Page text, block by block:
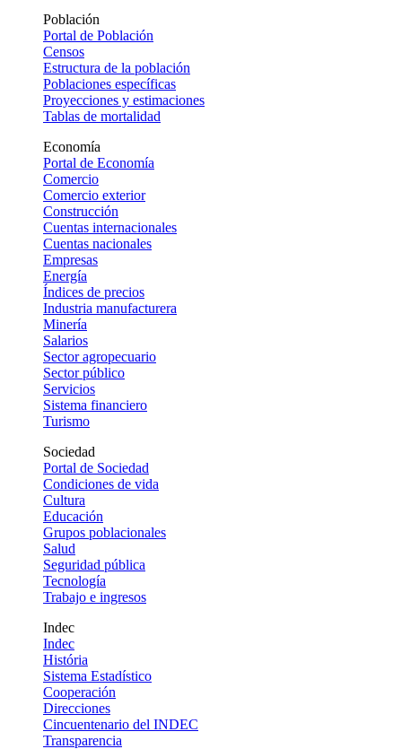
Población
Portal de Población
Censos
Estructura de la población
Poblaciones específicas
Proyecciones y estimaciones
Tablas de mortalidad
Economía
Portal de Economía
Comercio
Comercio exterior
Construcción
Cuentas internacionales
Cuentas nacionales
Empresas
Energía
Índices de precios
Industria manufacturera
Minería
Salarios
Sector agropecuario
Sector público
Servicios
Sistema financiero
Turismo
Sociedad
Portal de Sociedad
Condiciones de vida
Cultura
Educación
Grupos poblacionales
Salud
Seguridad pública
Tecnología
Trabajo e ingresos
Indec
Indec
História
Sistema Estadístico
Cooperación
Direcciones
Cincuentenario del INDEC
Transparencia